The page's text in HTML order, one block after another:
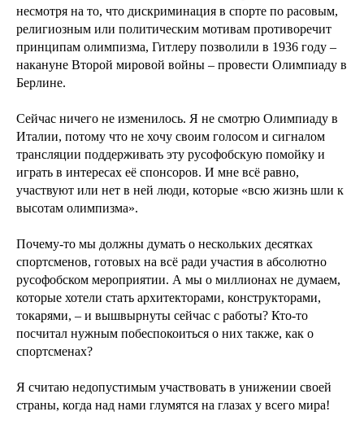
несмотря на то, что дискриминация в спорте по расовым,
религиозным или политическим мотивам противоречит
принципам олимпизма, Гитлеру позволили в 1936 году –
накануне Второй мировой войны – провести Олимпиаду в
Берлине.
Сейчас ничего не изменилось. Я не смотрю Олимпиаду в
Италии, потому что не хочу своим голосом и сигналом
трансляции поддерживать эту русофобскую помойку и
играть в интересах её спонсоров. И мне всё равно,
участвуют или нет в ней люди, которые «всю жизнь шли к
высотам олимпизма».
Почему-то мы должны думать о нескольких десятках
спортсменов, готовых на всё ради участия в абсолютно
русофобском мероприятии. А мы о миллионах не думаем,
которые хотели стать архитекторами, конструкторами,
токарями, – и вышвырнуты сейчас с работы? Кто-то
посчитал нужным побеспокоиться о них также, как о
спортсменах?
Я считаю недопустимым участвовать в унижении своей
страны, когда над нами глумятся на глазах у всего мира!